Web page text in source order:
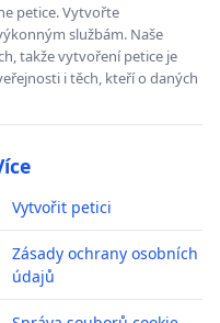
petice. Vytvořte
službám. Naše
takže vytvoření petice je
i těch, kteří o daných
Vytvořit petici
Zásady ochrany osobních
údajů